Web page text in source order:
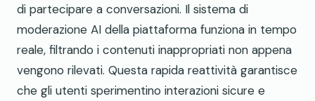
di partecipare a conversazioni. Il sistema di
moderazione AI della piattaforma funziona in tempo
reale, filtrando i contenuti inappropriati non appena
vengono rilevati. Questa rapida reattività garantisce
che gli utenti sperimentino interazioni sicure e